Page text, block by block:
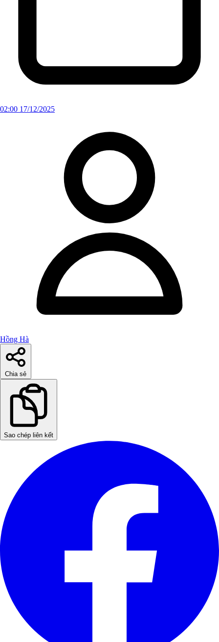
02:00 17/12/2025
Hồng Hà
Chia sẻ
Sao chép liên kết